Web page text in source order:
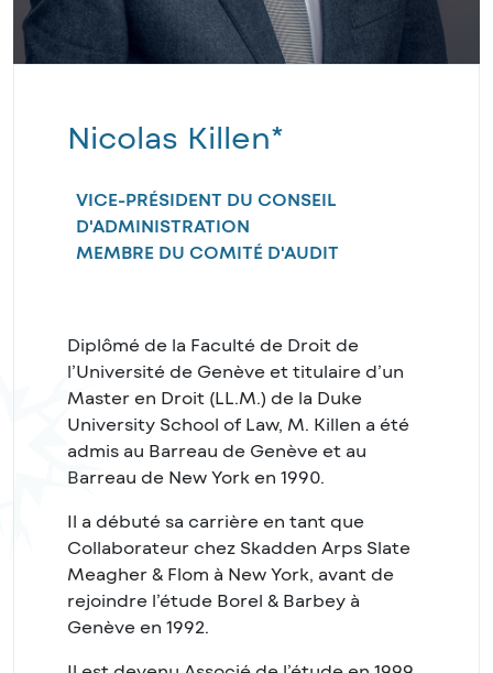
Nicolas Killen*
VICE-PRÉSIDENT DU CONSEIL
D'ADMINISTRATION
MEMBRE DU COMITÉ D'AUDIT
Diplômé de la Faculté de Droit de
l’Université de Genève et titulaire d’un
Master en Droit (LL.M.) de la Duke
University School of Law, M. Killen a été
admis au Barreau de Genève et au
Barreau de New York en 1990.
Il a débuté sa carrière en tant que
Collaborateur chez Skadden Arps Slate
Meagher & Flom à New York, avant de
rejoindre l’étude Borel & Barbey à
Genève en 1992.